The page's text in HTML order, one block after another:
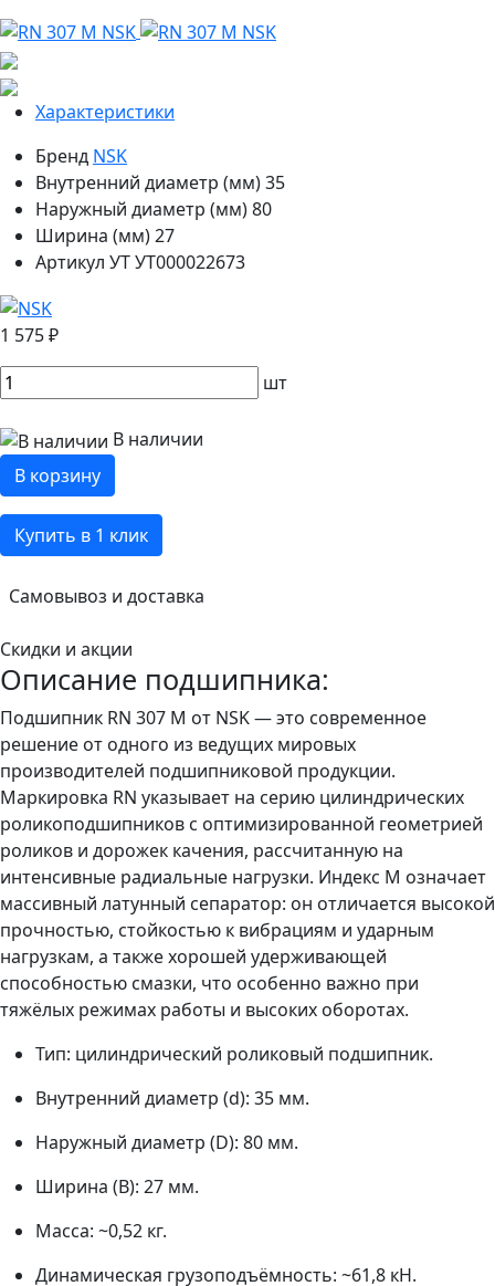
Характеристики
Бренд NSK
Внутренний диаметр (мм)35
Наружный диаметр (мм)80
Ширина (мм)27
Артикул УТУТ000022673
1 575 ₽
шт
В наличии
В корзину
Купить в 1 клик
Самовывоз и доставка
Скидки и акции
Описание подшипника:
Подшипник RN 307 M от NSK — это современное
решение от одного из ведущих мировых
производителей подшипниковой продукции.
Маркировка RN указывает на серию цилиндрических
роликоподшипников с оптимизированной геометрией
роликов и дорожек качения, рассчитанную на
интенсивные радиальные нагрузки. Индекс M означает
массивный латунный сепаратор: он отличается высокой
прочностью, стойкостью к вибрациям и ударным
нагрузкам, а также хорошей удерживающей
способностью смазки, что особенно важно при
тяжёлых режимах работы и высоких оборотах.
Тип: цилиндрический роликовый подшипник.
Внутренний диаметр (d): 35 мм.
Наружный диаметр (D): 80 мм.
Ширина (B): 27 мм.
Масса: ~0,52 кг.
Динамическая грузоподъёмность: ~61,8 кН.